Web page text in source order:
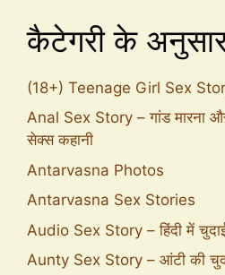
कैटेगरी के
(18+) Teenage Girl Sex
Anal Sex Story – गांड मारना और
सेक्स कहानी
Antarvasna Photos
Antarvasna Sex Stories
Audio Sex Story – हिंदी में
Aunty Sex Story – आंटी की